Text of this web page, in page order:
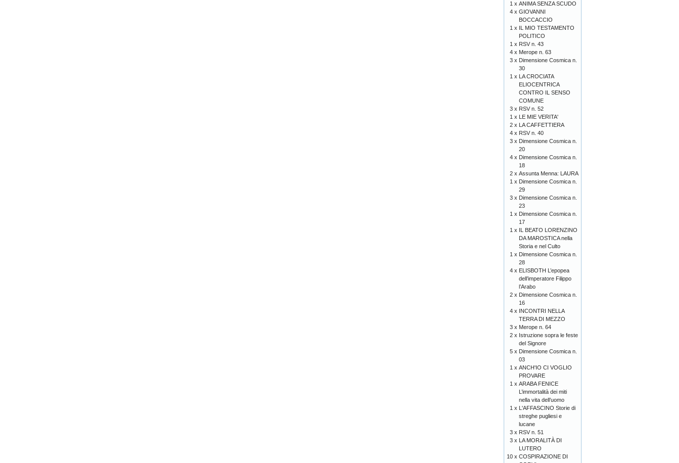
1 x ANIMA SENZA SCUDO
4 x GIOVANNI
BOCCACCIO
1 x IL MIO TESTAMENTO
POLITICO
1 x RSV n. 43
4 x Merope n. 63
3 x Dimensione Cosmica n.
30
1 x LA CROCIATA
ELIOCENTRICA
CONTRO IL SENSO
COMUNE
3 x RSV n. 52
1 x LE MIE VERITA'
2 x LA CAFFETTIERA
4 x RSV n. 40
3 x Dimensione Cosmica n.
20
4 x Dimensione Cosmica n.
18
2 x Assunta Menna: LAURA
1 x Dimensione Cosmica n.
29
3 x Dimensione Cosmica n.
23
1 x Dimensione Cosmica n.
17
1 x IL BEATO LORENZINO
DA MAROSTICA nella
Storia e nel Culto
1 x Dimensione Cosmica n.
28
4 x ELISBOTH L’epopea
dell’imperatore Filippo
l’Arabo
2 x Dimensione Cosmica n.
16
4 x INCONTRI NELLA
TERRA DI MEZZO
3 x Merope n. 64
2 x Istruzione sopra le feste
del Signore
5 x Dimensione Cosmica n.
03
1 x ANCH'IO CI VOGLIO
PROVARE
1 x ARABA FENICE
L’immortalità dei miti
nella vita dell’uomo
1 x L'AFFASCINO Storie di
streghe pugliesi e
lucane
3 x RSV n. 51
3 x LA MORALITÀ DI
LUTERO
10 x COSPIRAZIONE DI